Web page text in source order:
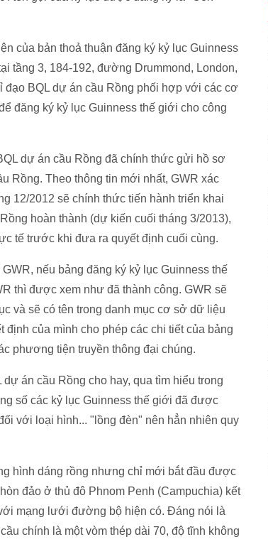
của bản thoả thuận đăng ký kỷ lục Guinness
tầng 3, 184-192, đường Drummond, London,
BQL dự án cầu Rồng phối hợp với các cơ
đăng ký kỷ lục Guinness thế giới cho công
dự án cầu Rồng đã chính thức gửi hồ sơ
Rồng. Theo thông tin mới nhất, GWR xác
12/2012 sẽ chính thức tiến hành triển khai
hoàn thành (dự kiến cuối tháng 3/2013),
tế trước khi đưa ra quyết định cuối cùng.
nếu bảng đăng ký kỷ lục Guinness thế
thì được xem như đã thành công. GWR sẽ
và sẽ có tên trong danh mục cơ sở dữ liệu
của mình cho phép các chi tiết của bảng
phương tiện truyền thông đại chúng.
án cầu Rồng cho hay, qua tìm hiểu trong
số các kỷ lục Guinness thế giới đã được
với loại hình... "lồng đèn" nên hẳn nhiên quy
hình dáng rồng nhưng chỉ mới bắt đầu được
đảo ở thủ đô Phnom Penh (Campuchia) kết
mạng lưới đường bộ hiện có. Đáng nói là
chính là một vòm thép dài 70, độ tĩnh không